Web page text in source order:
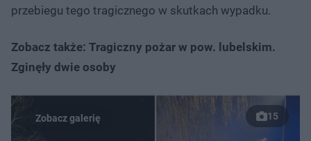
przebiegu tego tragicznego w skutkach wypadku.
Zobacz także: Tragiczny pożar w pow. lubelskim.
Zginęły dwie osoby
15